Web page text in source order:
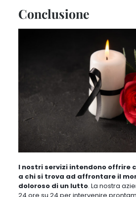
Conclusione
I nostri servizi intendono offrire
a chi si trova ad affrontare il
doloroso di un lutto. La nostra